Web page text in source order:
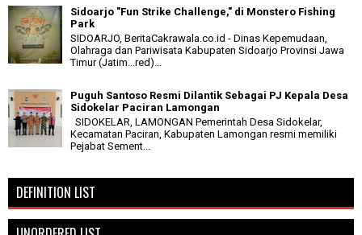
Sidoarjo "Fun Strike Challenge," di Monstero Fishing
Park
SIDOARJO, BeritaCakrawala.co.id - Dinas Kepemudaan,
Olahraga dan Pariwisata Kabupaten Sidoarjo Provinsi Jawa
Timur (Jatim...red)...
Puguh Santoso Resmi Dilantik Sebagai PJ Kepala Desa
Sidokelar Paciran Lamongan
SIDOKELAR, LAMONGAN Pemerintah Desa Sidokelar,
Kecamatan Paciran, Kabupaten Lamongan resmi memiliki
Pejabat Sement...
DEFINITION LIST